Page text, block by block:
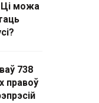
можа
738
правоў